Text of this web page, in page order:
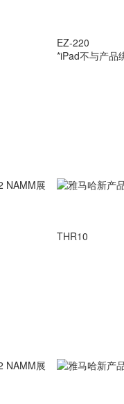
EZ-220
*iPad不与产品
THR10